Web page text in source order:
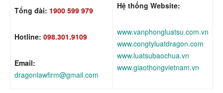
Tổng đài: 1900 599 979
Hotline: 098.301.9109
Email:
dragonlawfirm@gmail.com
Hệ thống Website:
www.vanphongluatsu.com.vn
www.congtyluatdragon.com
www.luatsubaochua.vn
www.giaothongvietnam.vn